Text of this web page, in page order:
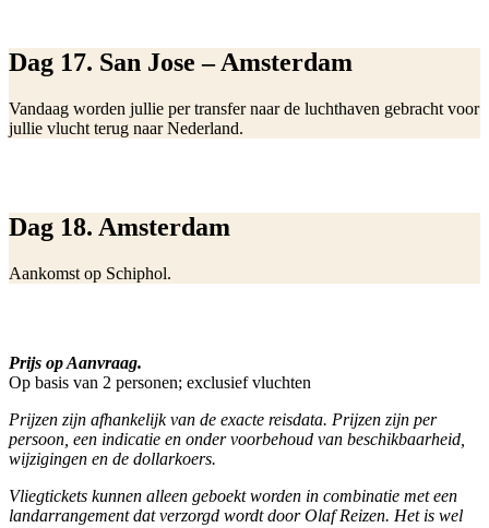
Dag 17. San Jose – Amsterdam
Vandaag worden jullie per transfer naar de luchthaven gebracht voor
jullie vlucht terug naar Nederland.
Dag 18. Amsterdam
Aankomst op Schiphol.
Prijs op Aanvraag.
Op basis van 2 personen; exclusief vluchten
Prijzen zijn afhankelijk van de exacte reisdata. Prijzen zijn per
persoon, een indicatie en onder voorbehoud van beschikbaarheid,
wijzigingen en de dollarkoers.
Vliegtickets kunnen alleen geboekt worden in combinatie met een
landarrangement dat verzorgd wordt door Olaf Reizen. Het is wel